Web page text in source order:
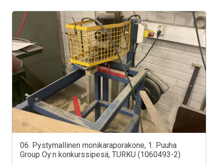
06. Pystymallinen monikaraporakone, 1. Puuha
Group Oy:n konkurssipesä, TURKU (1060493-2)